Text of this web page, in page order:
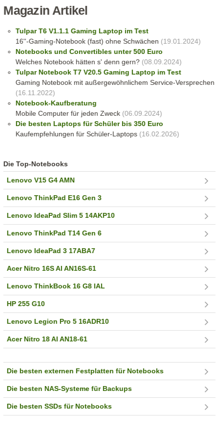
Magazin Artikel
Tulpar T6 V1.1.1 Gaming Laptop im Test
16''-Gaming-Notebook (fast) ohne Schwächen (19.01.2024)
Notebooks und Convertibles unter 500 Euro
Welches Notebook hätten s' denn gern?(08.09.2024)
Tulpar Notebook T7 V20.5 Gaming Laptop im Test
Gaming Notebook mit außergewöhnlichem Service-Versprechen
(16.11.2022)
Notebook-Kaufberatung
Mobile Computer für jeden Zweck(06.09.2024)
Die besten Laptops für Schüler bis 350 Euro
Kaufempfehlungen für Schüler-Laptops(16.02.2026)
Die Top-Notebooks
Lenovo V15 G4 AMN
Lenovo ThinkPad E16 Gen 3
Lenovo IdeaPad Slim 5 14AKP10
Lenovo ThinkPad T14 Gen 6
Lenovo IdeaPad 3 17ABA7
Acer Nitro 16S AI AN16S-61
Lenovo ThinkBook 16 G8 IAL
HP 255 G10
Lenovo Legion Pro 5 16ADR10
Acer Nitro 18 AI AN18-61
Die besten externen Festplatten für Notebooks
Die besten NAS-Systeme für Backups
Die besten SSDs für Notebooks